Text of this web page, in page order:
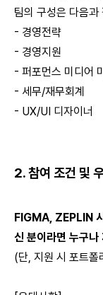
팀의 구성은 다음과
- 경영전략
- 경영지원
- 퍼포먼스 미디어
- 세무/재무회계
- UX/UI 디자이너
2. 참여 조건 및
FIGMA, ZEPLIN
신 분이라면 누구나
(단, 지원 시 포트폴